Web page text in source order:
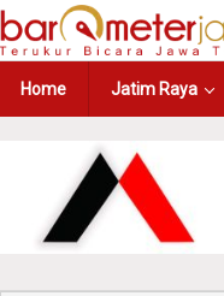
Home Jatim Raya